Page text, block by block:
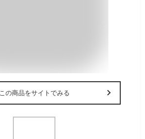
この商品をサイトでみる